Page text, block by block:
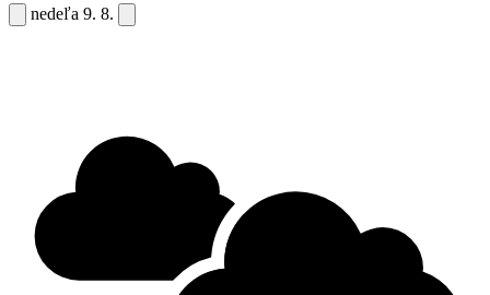
nedeľa 9. 8.